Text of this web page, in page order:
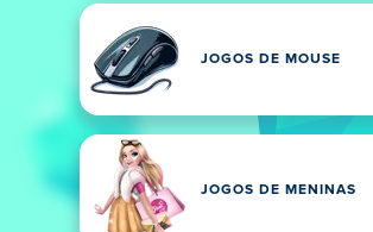
JOGOS DE MOUSE
JOGOS DE MENINAS